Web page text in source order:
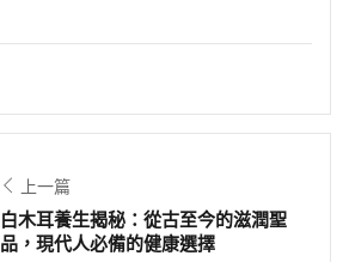
上一篇
白木耳養生揭秘：從古至今的滋潤聖
品，現代人必備的健康選擇